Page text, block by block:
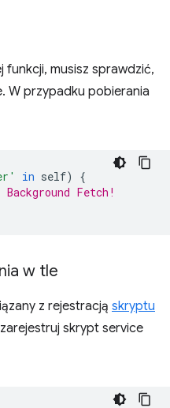
funkcji, musisz sprawdzić,
W przypadku pobierania
in self)
{
Fetch!
w tle
z rejestracją skryptu
skrypt service